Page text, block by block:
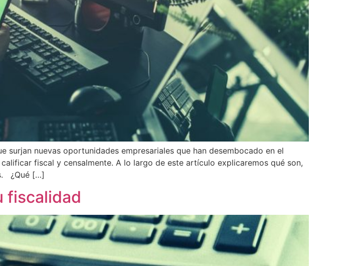
surjan nuevas oportunidades empresariales que han desembocado en el
fiscal y censalmente. A lo largo de este artículo explicaremos qué son,
¿Qué […]
fiscalidad